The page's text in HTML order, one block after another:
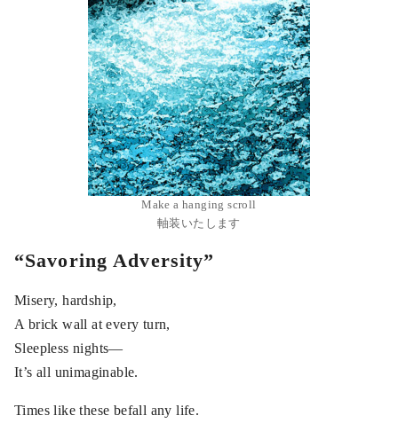
Make a hanging scroll
軸装いたします
“Savoring Adversity”
Misery, hardship,
A brick wall at every turn,
Sleepless nights—
It’s all unimaginable.
Times like these befall any life.